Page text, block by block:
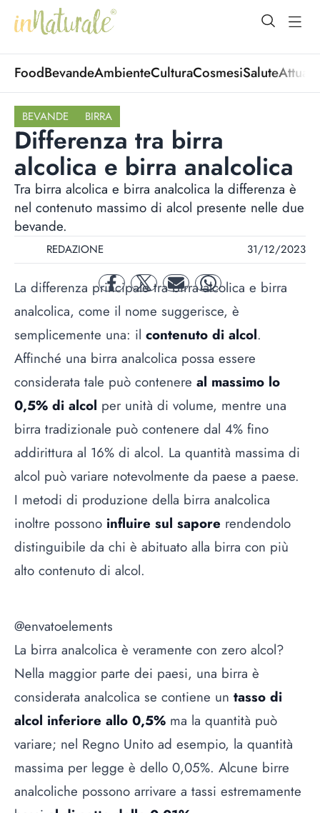
open
FoodBevandeAmbienteCulturaCosmesiSalute
BEVANDE BIRRA
Differenza tra birra
alcolica e birra analcolica
Tra birra alcolica e birra analcolica la differenza è
nel contenuto massimo di alcol presente nelle due
bevande.
REDAZIONE 31/12/2023
facebooktwitter mail whatsapp
La differenza principale tra birra alcolica e birra
analcolica, come il nome suggerisce, è
semplicemente una: il contenuto di alcol.
Affinché una birra analcolica possa essere
considerata tale può contenere al massimo lo
0,5% di alcol per unità di volume, mentre una
birra tradizionale può contenere dal 4% fino
addirittura al 16% di alcol. La quantità massima di
alcol può variare notevolmente da paese a paese.
I metodi di produzione della birra analcolica
inoltre possono influire sul sapore rendendolo
distinguibile da chi è abituato alla birra con più
alto contenuto di alcol.
@envatoelements
La birra analcolica è veramente con zero alcol?
Nella maggior parte dei paesi, una birra è
considerata analcolica se contiene un tasso di
alcol inferiore allo 0,5% ma la quantità può
variare; nel Regno Unito ad esempio, la quantità
massima per legge è dello 0,05%. Alcune birre
analcoliche possono arrivare a tassi estremamente